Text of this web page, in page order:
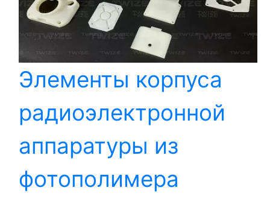
Элементы корпуса
радиоэлектронной
аппаратуры из
фотополимера